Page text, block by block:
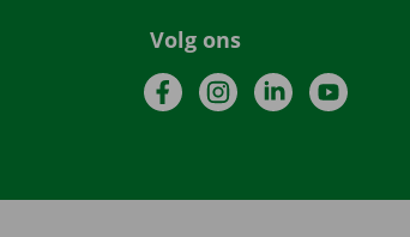
Volg ons
FacebookInstagramLinkedInYouTube